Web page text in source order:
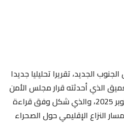
الجديد، تقريرا تحليليا جديدا
الذي أحدثته قرار مجلس الأمن
رقم 2797، الصادر في 31 أكتوبر 2025، والذي شكل وفق قراءة
النزاع الإقليمي حول الصحراء